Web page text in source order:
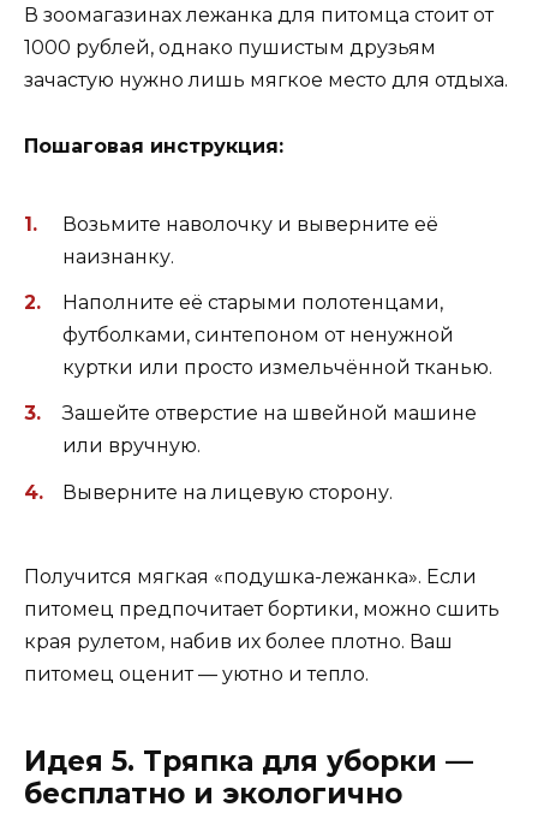
В зоомагазинах лежанка для питомца стоит от
1000 рублей, однако пушистым друзьям
зачастую нужно лишь мягкое место для отдыха.
Пошаговая инструкция:
Возьмите наволочку и выверните её
наизнанку.
Наполните её старыми полотенцами,
футболками, синтепоном от ненужной
куртки или просто измельчённой тканью.
Зашейте отверстие на швейной машине
или вручную.
Выверните на лицевую сторону.
Получится мягкая «подушка-лежанка». Если
питомец предпочитает бортики, можно сшить
края рулетом, набив их более плотно. Ваш
питомец оценит — уютно и тепло.
Идея 5. Тряпка для уборки —
бесплатно и экологично